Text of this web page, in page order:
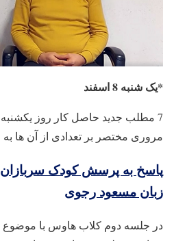
*یک شنبه 8 اسفند
7 مطلب جدید حاصل کار روز
مروری مختصر بر تعدادی از آن ها
پاسخ به پرسش کودک
زبان مسعود رجوی
در جلسه دوم کلاب هاوس با موضوع